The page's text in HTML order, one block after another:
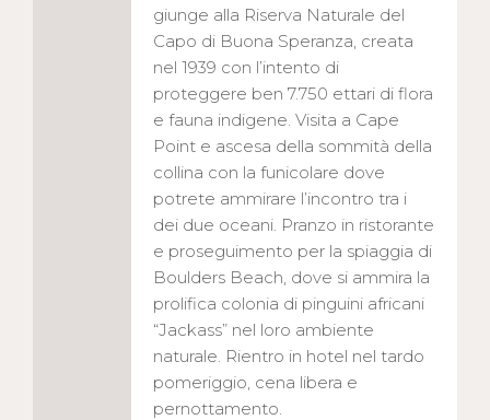
giunge alla Riserva Naturale del
Capo di Buona Speranza, creata
nel 1939 con l’intento di
proteggere ben 7.750 ettari di flora
e fauna indigene. Visita a Cape
Point e ascesa della sommità della
collina con la funicolare dove
potrete ammirare l’incontro tra i
dei due oceani. Pranzo in ristorante
e proseguimento per la spiaggia di
Boulders Beach, dove si ammira la
prolifica colonia di pinguini africani
“Jackass” nel loro ambiente
naturale. Rientro in hotel nel tardo
pomeriggio, cena libera e
pernottamento.